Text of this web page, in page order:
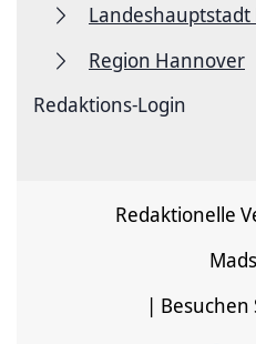
Region Hannover
Redaktions-Login
Redaktionelle
| Besuchen